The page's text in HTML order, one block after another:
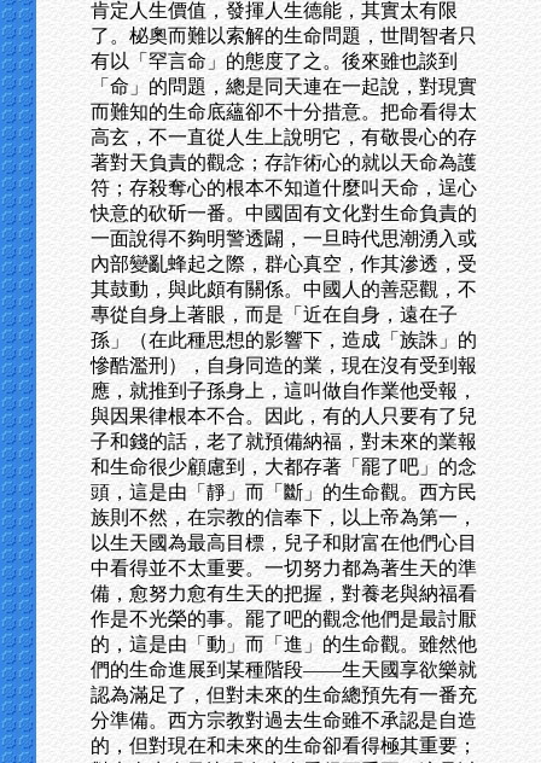
肯定人生價值，發揮人生德能，其實太有限
了。柲奧而難以索解的生命問題，世間智者只
有以「罕言命」的態度了之。後來雖也談到
「命」的問題，總是同天連在一起說，對現實
而難知的生命底蘊卻不十分措意。把命看得太
高玄，不一直從人生上說明它，有敬畏心的存
著對天負責的觀念；存詐術心的就以天命為護
符；存殺奪心的根本不知道什麼叫天命，逞心
快意的砍斫一番。中國固有文化對生命負責的
一面說得不夠明警透闢，一旦時代思潮湧入或
內部變亂蜂起之際，群心真空，作其滲透，受
其鼓動，與此頗有關係。中國人的善惡觀，不
專從自身上著眼，而是「近在自身，遠在子
孫」（在此種思想的影響下，造成「族誅」的
慘酷濫刑），自身同造的業，現在沒有受到報
應，就推到子孫身上，這叫做自作業他受報，
與因果律根本不合。因此，有的人只要有了兒
子和錢的話，老了就預備納福，對未來的業報
和生命很少顧慮到，大都存著「罷了吧」的念
頭，這是由「靜」而「斷」的生命觀。西方民
族則不然，在宗教的信奉下，以上帝為第一，
以生天國為最高目標，兒子和財富在他們心目
中看得並不太重要。一切努力都為著生天的準
備，愈努力愈有生天的把握，對養老與納福看
作是不光榮的事。罷了吧的觀念他們是最討厭
的，這是由「動」而「進」的生命觀。雖然他
們的生命進展到某種階段——生天國享欲樂就
認為滿足了，但對未來的生命總預先有一番充
分準備。西方宗教對過去生命雖不承認是自造
的，但對現在和未來的生命卻看得極其重要；